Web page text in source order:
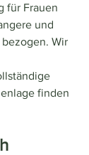
für Frauen
und
Wir
finden